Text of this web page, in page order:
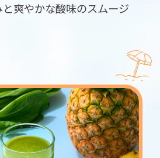
と爽やかな酸味のスムージ